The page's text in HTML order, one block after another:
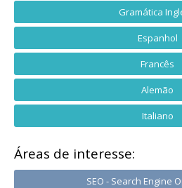
Gramática
Espanhol
Francês
Alemão
Italiano
Áreas de interesse:
SEO - Search Engine